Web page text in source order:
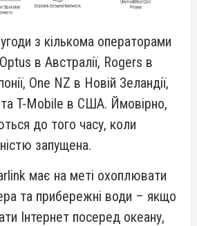
з кількома операторами
в Австралії, Rogers в
One NZ в Новій Зеландії,
T-Mobile в США. Ймовірно,
до того часу, коли
запущена.
має на меті охоплювати
та прибережні води – якщо
Інтернет посеред океану,